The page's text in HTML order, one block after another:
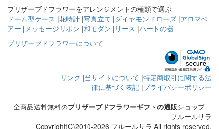
プリザーブドフラワーをアレンジメントの種類で選ぶ
ドーム型ケース |花時計 |写真立て |ダイヤモンドローズ |アロマベ
アー |メッセージリボン |和モダン | リース |ハートの器
プリザーブドフラワーについて
リンク |当サイトについて |特定商取引に関する法
律に基づく表記 |プライバシーポリシー
全商品送料無料のプリザーブドフラワーギフトの通販ショップ
フルールサラ
Copyright(C)2010-2026 フルールサラ All rights reserved.